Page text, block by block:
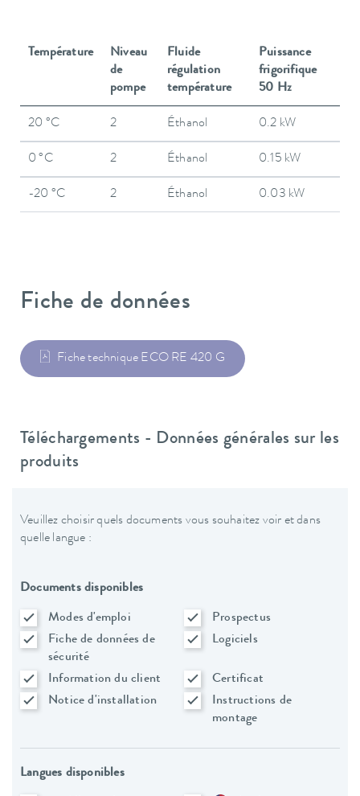
Température
Niveau
de
pompe
Fluide
régulation
température
Puissance
frigorifique
50 Hz
20 °C 2 Éthanol 0.2 kW
0 °C 2 Éthanol 0.15 kW
-20 °C 2 Éthanol 0.03 kW
Fiche de données
Fiche technique ECO RE 420 G
Téléchargements - Données générales sur les
produits
Veuillez choisir quels documents vous souhaitez voir et dans
quelle langue :
Documents disponibles
Modes d'emploi
Prospectus
Fiche de données de
sécurité
Logiciels
Information du client
Certificat
Notice d'installation
Instructions de
montage
Langues disponibles